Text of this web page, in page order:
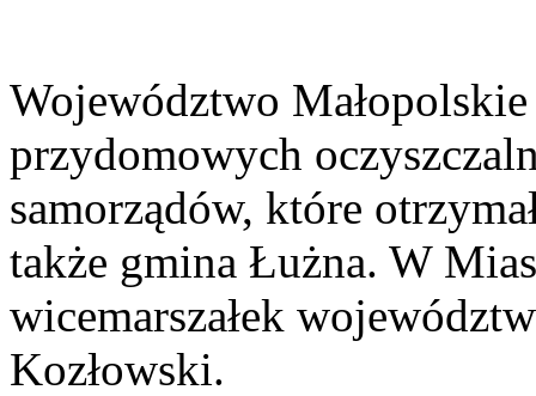
Województwo
przydomowych
samorządów, które
także gmina Łużna. W
wicemarszałek
Kozłowski.